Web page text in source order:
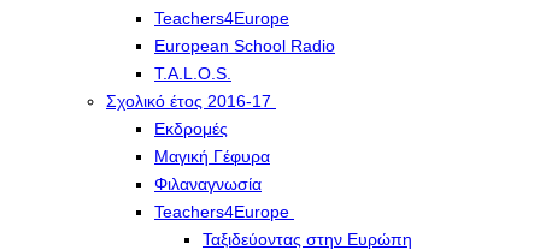
Teachers4Europe
European School Radio
T.A.L.O.S.
Σχολικό έτος 2016-17
Εκδρομές
Μαγική Γέφυρα
Φιλαναγνωσία
Teachers4Europe
Ταξιδεύοντας στην Ευρώπη